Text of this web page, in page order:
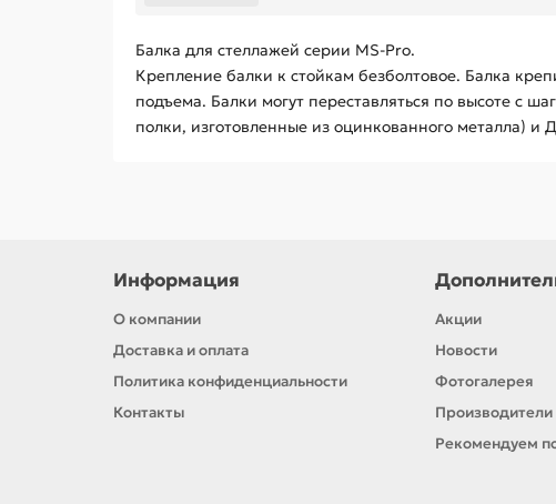
Балка для стеллажей серии MS-Pro.
Крепление балки к стойкам безболтовое. Балка
подъема. Балки могут переставляться по высоте с
полки, изготовленные из оцинкованного металла)
Информация
О компании
Доставка и оплата
Политика конфиденциальности
Контакты
Акции
Новости
Фотогалерея
Производители
Рекомендуем